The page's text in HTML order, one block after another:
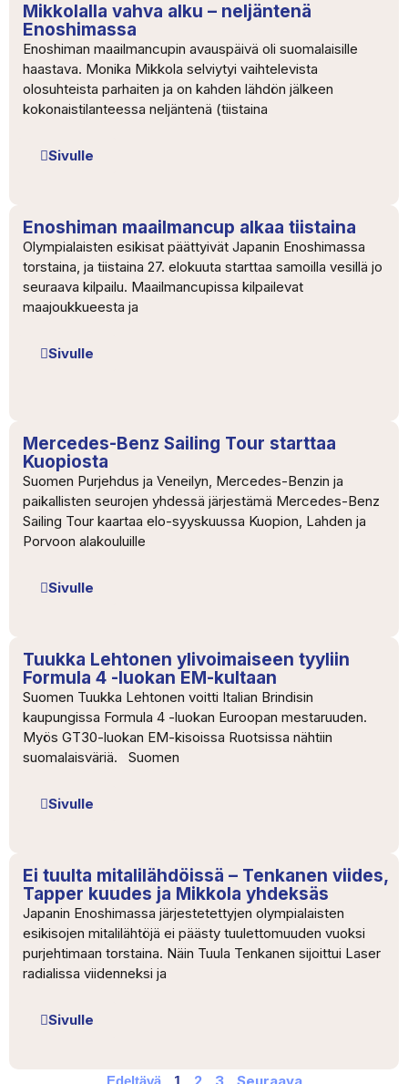
Mikkolalla vahva alku – neljäntenä
Enoshimassa
Enoshiman maailmancupin avauspäivä oli suomalaisille
haastava. Monika Mikkola selviytyi vaihtelevista
olosuhteista parhaiten ja on kahden lähdön jälkeen
kokonaistilanteessa neljäntenä (tiistaina
Sivulle
Enoshiman maailmancup alkaa tiistaina
Olympialaisten esikisat päättyivät Japanin Enoshimassa
torstaina, ja tiistaina 27. elokuuta starttaa samoilla vesillä jo
seuraava kilpailu. Maailmancupissa kilpailevat
maajoukkueesta ja
Sivulle
Mercedes-Benz Sailing Tour starttaa
Kuopiosta
Suomen Purjehdus ja Veneilyn, Mercedes-Benzin ja
paikallisten seurojen yhdessä järjestämä Mercedes-Benz
Sailing Tour kaartaa elo-syyskuussa Kuopion, Lahden ja
Porvoon alakouluille
Sivulle
Tuukka Lehtonen ylivoimaiseen tyyliin
Formula 4 -luokan EM-kultaan
Suomen Tuukka Lehtonen voitti Italian Brindisin
kaupungissa Formula 4 -luokan Euroopan mestaruuden.
Myös GT30-luokan EM-kisoissa Ruotsissa nähtiin
suomalaisväriä. Suomen
Sivulle
Ei tuulta mitalilähdöissä – Tenkanen viides,
Tapper kuudes ja Mikkola yhdeksäs
Japanin Enoshimassa järjestetettyjen olympialaisten
esikisojen mitalilähtöjä ei päästy tuulettomuuden vuoksi
purjehtimaan torstaina. Näin Tuula Tenkanen sijoittui Laser
radialissa viidenneksi ja
Sivulle
Edeltävä 1